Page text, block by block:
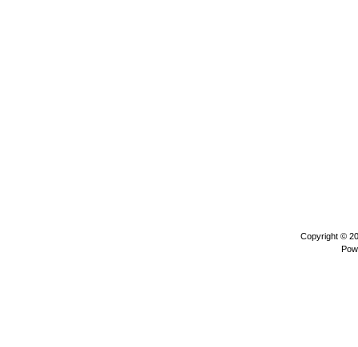
Copyright ©